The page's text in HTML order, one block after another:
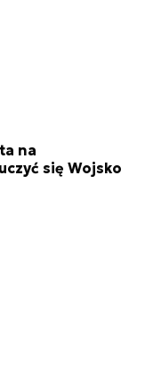
na
się Wojsko